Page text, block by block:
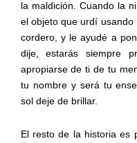
la maldición. Cuando la
el objeto que urdí
cordero, y le ayudé a
dije, estarás siempre
apropiarse de ti de tu
tu nombre y será tu
sol deje de brillar.
El resto de la historia es